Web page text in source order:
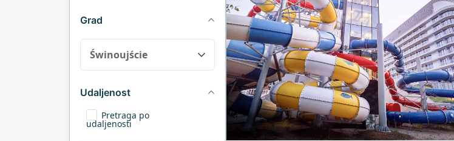
Grad
Udaljenost
Pretraga po
udaljenosti